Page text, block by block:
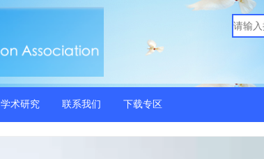
学术研究 联系我们 下载专区